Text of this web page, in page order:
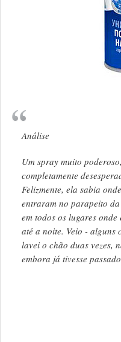
Análise
Um spray muito
completamente
Felizmente, ela sabia
entraram no parapeito
em todos os lugares
até a noite. Veio - alguns
lavei o chão duas vezes,
embora já tivesse